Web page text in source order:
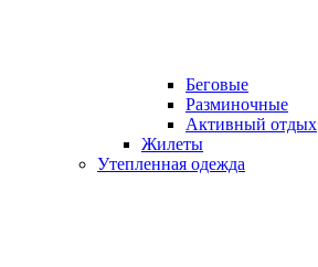
Беговые
Разминочные
Активный отдых
Жилеты
Утепленная одежда